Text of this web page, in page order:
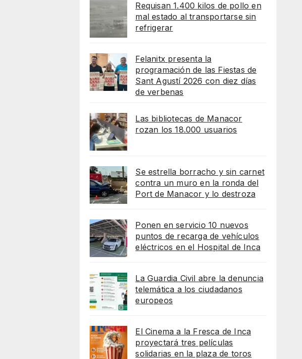
Requisan 1.400 kilos de pollo en
mal estado al transportarse sin
refrigerar
Felanitx presenta la
programación de las Fiestas de
Sant Agustí 2026 con diez días
de verbenas
Las bibliotecas de Manacor
rozan los 18.000 usuarios
Se estrella borracho y sin carnet
contra un muro en la ronda del
Port de Manacor y lo destroza
Ponen en servicio 10 nuevos
puntos de recarga de vehículos
eléctricos en el Hospital de Inca
La Guardia Civil abre la denuncia
telemática a los ciudadanos
europeos
El Cinema a la Fresca de Inca
proyectará tres películas
solidarias en la plaza de toros